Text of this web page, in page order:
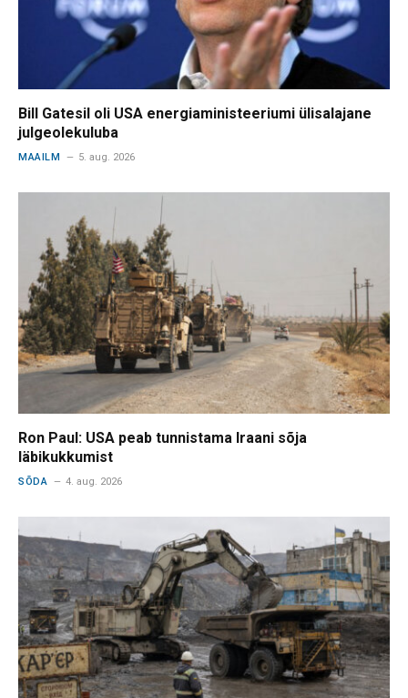
Bill Gatesil oli USA energiaministeeriumi ülisalajane
julgeolekuluba
MAAILM 5. aug. 2026
Ron Paul: USA peab tunnistama Iraani sõja
läbikukkumist
SÕDA 4. aug. 2026